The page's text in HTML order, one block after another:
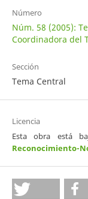
Número
Núm. 58 (2005):
Coordinadora del
Sección
Tema Central
Licencia
Esta obra está
Reconocimiento-